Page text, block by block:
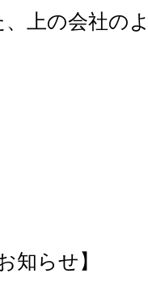
上の会社の
知らせ】